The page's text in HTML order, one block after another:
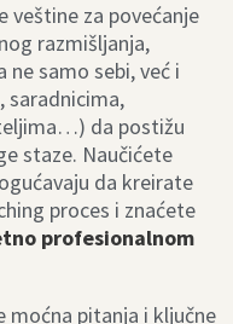
veštine za povećanje
razmišljanja,
samo sebi, već i
saradnicima,
da postižu
staze. Naučićete
da kreirate
proces i znaćete
profesionalnom
pitanja i ključne